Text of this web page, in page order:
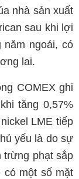
nhà sản xuất
sau khi lợi
năm ngoái, có
lai.
COMEX ghi
tăng 0,57%
LME tiếp
yếu là do sự
trừng phạt sắp
có một số mặt